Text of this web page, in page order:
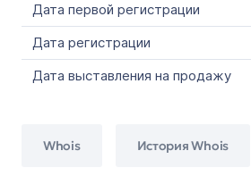
Дата первой регистрации
Дата регистрации
Дата выставления на продажу
Whois История Whois